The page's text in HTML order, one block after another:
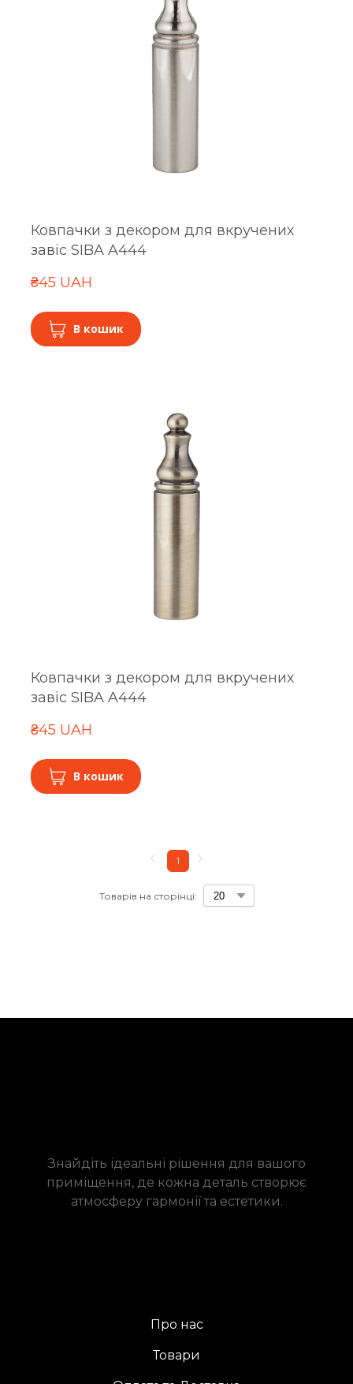
Ковпачки з декором для вкручених
завіс SIBA A444
₴45 UAH
В кошик
Ковпачки з декором для вкручених
завіс SIBA A444
₴45 UAH
В кошик
Товарів на сторінці:
1
Знайдіть ідеальні рішення для вашого
приміщення, де кожна деталь створює
атмосферу гармонії та естетики.
Про нас
Товари